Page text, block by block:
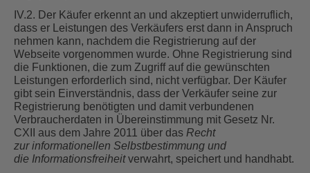
IV.2. Der Käufer erkennt an und akzeptiert unwiderruflich,
dass er Leistungen des Verkäufers erst dann in Anspruch
nehmen kann, nachdem die Registrierung auf der
Webseite vorgenommen wurde. Ohne Registrierung sind
die Funktionen, die zum Zugriff auf die gewünschten
Leistungen erforderlich sind, nicht verfügbar. Der Käufer
gibt sein Einverständnis, dass der Verkäufer seine zur
Registrierung benötigten und damit verbundenen
Verbraucherdaten in Übereinstimmung mit Gesetz Nr.
CXII aus dem Jahre 2011 über das Recht
zur informationellen Selbstbestimmung und
die Informationsfreiheitverwahrt, speichert und handhabt.